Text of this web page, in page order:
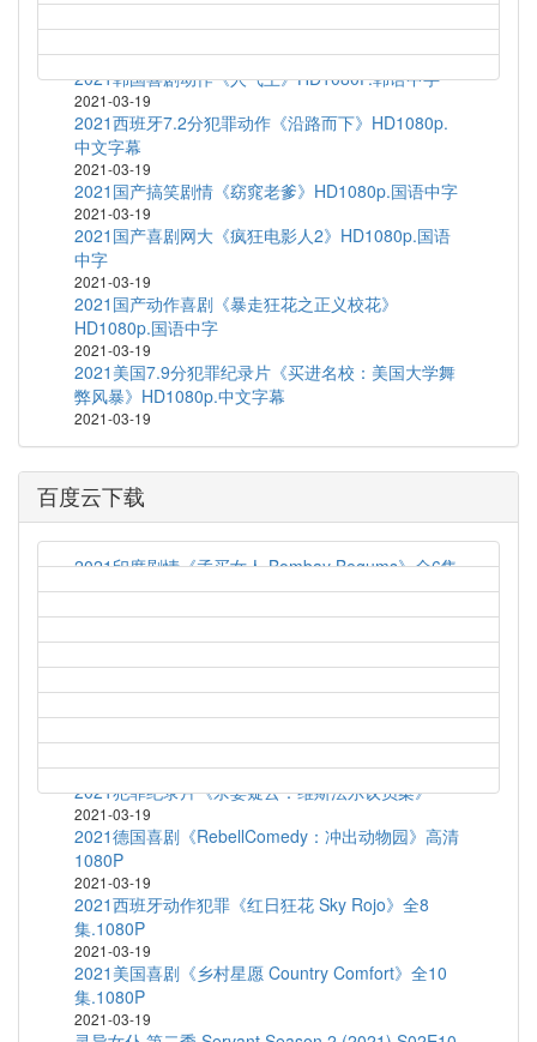
2021-03-19
2020韩国短片集《执念》HD1080P.韩语中字
2021-03-19
2021韩国喜剧动作《人气王》HD1080P.韩语中字
2021-03-19
2021西班牙7.2分犯罪动作《沿路而下》HD1080p.
中文字幕
2021-03-19
2021国产搞笑剧情《窈窕老爹》HD1080p.国语中字
2021-03-19
2021国产喜剧网大《疯狂电影人2》HD1080p.国语
中字
2021-03-19
2021国产动作喜剧《暴走狂花之正义校花》
HD1080p.国语中字
2021-03-19
2021美国7.9分犯罪纪录片《买进名校：美国大学舞
弊风暴》HD1080p.中文字幕
2021-03-19
百度云下载
2021印度剧情《孟买女人 Bombay Begums》全6集
2021-03-19
艾伦对决法罗 Allen v. Farrow (2021) S01E04
2020法国喜剧《乘风破浪的黑哥哥》HD1080P.官方
中字
2021-03-19
2021犯罪纪录片《杀妻疑云：维斯法尔议员案》
2021-03-19
2021德国喜剧《RebellComedy：冲出动物园》高清
1080P
2021-03-19
2021西班牙动作犯罪《红日狂花 Sky Rojo》全8
集.1080P
2021-03-19
2021美国喜剧《乡村星愿 Country Comfort》全10
集.1080P
2021-03-19